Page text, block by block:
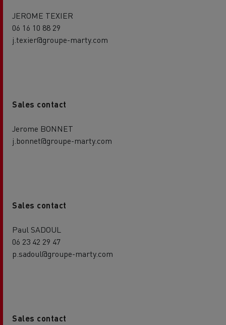
JEROME TEXIER
06 16 10 88 29
j.texier@groupe-marty.com
Sales contact
Jerome BONNET
j.bonnet@groupe-marty.com
Sales contact
Paul SADOUL
06 23 42 29 47
p.sadoul@groupe-marty.com
Sales contact